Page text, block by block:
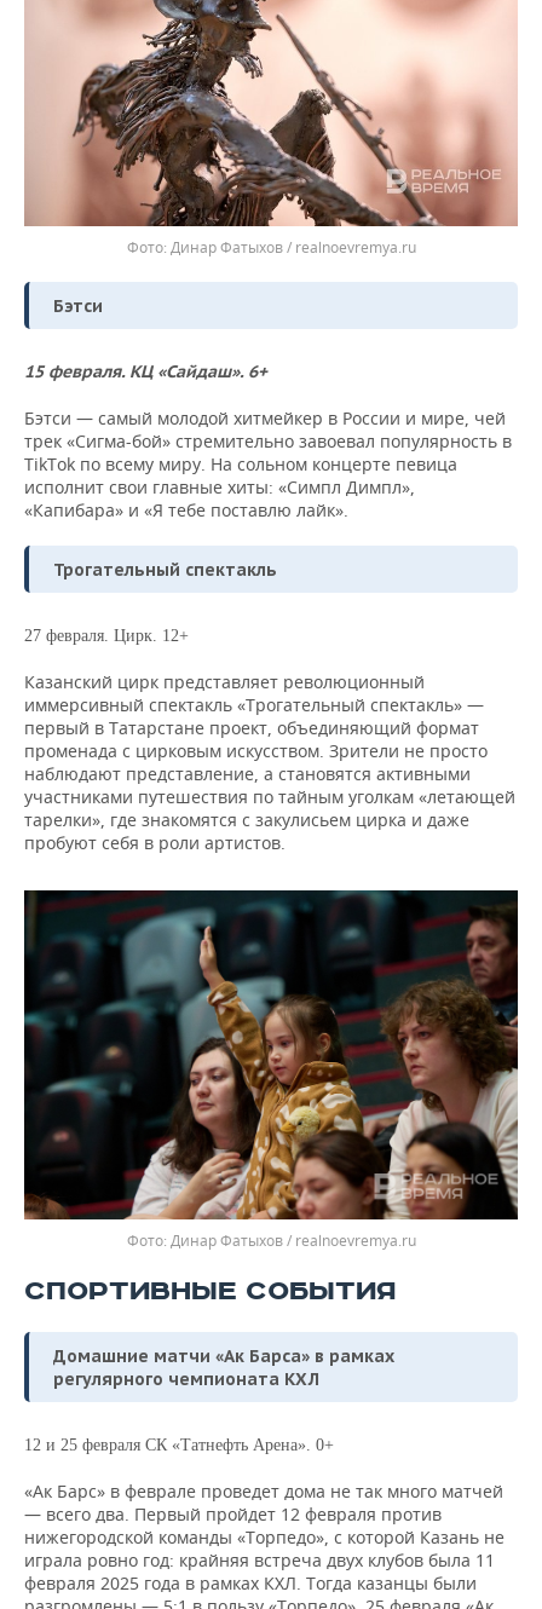
Динар Фатыхов / realnoevremya.ru
Бэтси
15 февраля. КЦ «Сайдаш». 6+
Бэтси — самый молодой хитмейкер в России и мире, чей
трек «Сигма-бой» стремительно завоевал популярность в
TikTok по всему миру. На сольном концерте певица
исполнит свои главные хиты: «Симпл Димпл»,
«Капибара» и «Я тебе поставлю лайк».
Трогательный спектакль
27 февраля. Цирк. 12+
Казанский цирк представляет революционный
иммерсивный спектакль «Трогательный спектакль» —
первый в Татарстане проект, объединяющий формат
променада с цирковым искусством. Зрители не просто
наблюдают представление, а становятся активными
участниками путешествия по тайным уголкам «летающей
тарелки», где знакомятся с закулисьем цирка и даже
пробуют себя в роли артистов.
Динар Фатыхов / realnoevremya.ru
СПОРТИВНЫЕ СОБЫТИЯ
Домашние матчи «Ак Барса» в рамках
регулярного чемпионата КХЛ
12 и 25 февраля СК «Татнефть Арена». 0+
«Ак Барс» в феврале проведет дома не так много матчей
— всего два. Первый пройдет 12 февраля против
нижегородской команды «Торпедо», с которой Казань не
играла ровно год: крайняя встреча двух клубов была 11
февраля 2025 года в рамках КХЛ. Тогда казанцы были